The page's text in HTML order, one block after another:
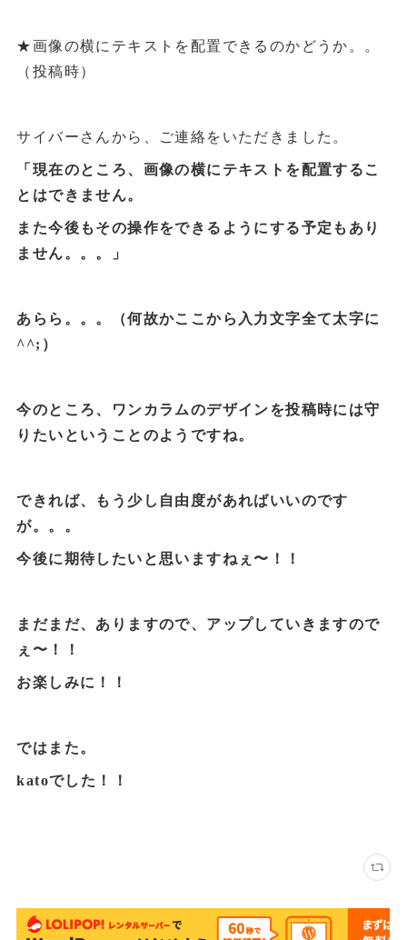
★画像の横にテキストを配置できるのかどうか。。
（投稿時）
サイバーさんから、ご連絡をいただきました。
「現在のところ、画像の横にテキストを配置するこ
とはできません。
また今後もその操作をできるようにする予定もあり
ません。。。」
あらら。。。（何故かここから入力文字全て太字に
^^;）
今のところ、ワンカラムのデザインを投稿時には守
りたいということのようですね。
できれば、もう少し自由度があればいいのです
が。。。
今後に期待したいと思いますねぇ〜！！
まだまだ、ありますので、アップしていきますので
ぇ〜！！
お楽しみに！！
ではまた。
katoでした！！